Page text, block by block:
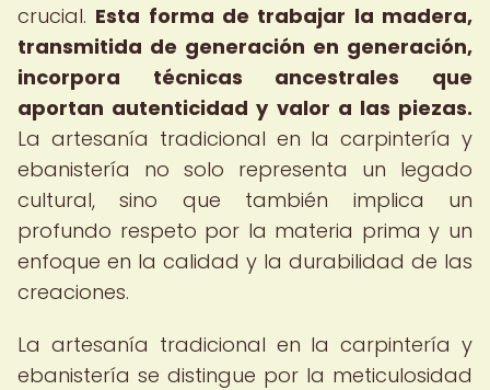
crucial. Esta forma de trabajar la madera,
transmitida de generación en generación,
incorpora técnicas ancestrales que
aportan autenticidad y valor a las piezas.
La artesanía tradicional en la carpintería y
ebanistería no solo representa un legado
cultural, sino que también implica un
profundo respeto por la materia prima y un
enfoque en la calidad y la durabilidad de las
creaciones.
La artesanía tradicional en la carpintería y
ebanistería se distingue por la meticulosidad